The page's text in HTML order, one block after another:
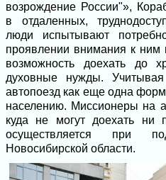
возрождение России"»,
в отдаленных,
люди испытывают
проявлении внимания к
возможность доехать до
духовные нужды.
автопоезд как еще одна
населению. Миссионеры на
куда не могут доехать ни
осуществляется при
Новосибирской области.